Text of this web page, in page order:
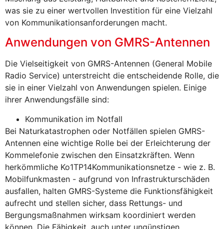
was sie zu einer wertvollen Investition für eine Vielzahl
von Kommunikationsanforderungen macht.
Anwendungen von GMRS-Antennen
Die Vielseitigkeit von GMRS-Antennen (General Mobile
Radio Service) unterstreicht die entscheidende Rolle, die
sie in einer Vielzahl von Anwendungen spielen. Einige
ihrer Anwendungsfälle sind:
Kommunikation im Notfall
Bei Naturkatastrophen oder Notfällen spielen GMRS-
Antennen eine wichtige Rolle bei der Erleichterung der
Kommelefonie zwischen den Einsatzkräften. Wenn
herkömmliche Ko1TP14Kommunikationsnetze - wie z. B.
Mobilfunkmasten - aufgrund von Infrastrukturschäden
ausfallen, halten GMRS-Systeme die Funktionsfähigkeit
aufrecht und stellen sicher, dass Rettungs- und
Bergungsmaßnahmen wirksam koordiniert werden
können. Die Fähigkeit, auch unter ungünstigen